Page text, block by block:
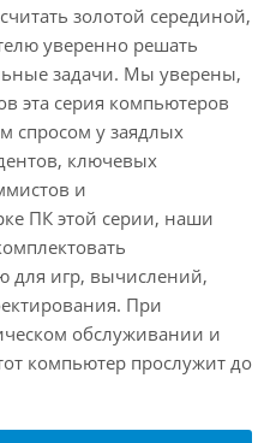
золотой серединой,
уверенно решать
задачи. Мы уверены,
эта серия компьютеров
спросом у заядлых
ключевых
и
ПК этой серии, наши
для игр, вычислений,
При
обслуживании и
компьютер прослужит до